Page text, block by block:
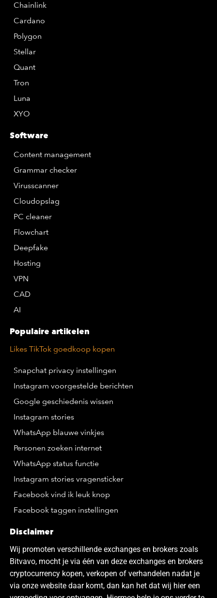
Chainlink
Cardano
Polygon
Stellar
Quant
Tron
Luna
XYO
Software
Content management
Grammar checker
Virusscanner
Cloudopslag
PC cleaner
Flowchart
Deepfake
Hosting
VPN
CAD
AI
Populaire artikelen
Likes TikTok goedkoop kopen
Snapchat privacy instellingen
Instagram voorgestelde berichten
Google geschiedenis wissen
Instagram stories
WhatsApp blauwe vinkjes
Personen zoeken internet
WhatsApp status functie
Instagram stories vragensticker
Facebook vind ik leuk knop
Facebook taggen instellingen
Disclaimer
Wij promoten verschillende exchanges en brokers zoals
Bitvavo, mocht je via één van deze exchanges en brokers
cryptocurrency kopen, verkopen of verhandelen nadat je
via onze website daar komt, dan kan het dat wij hier een